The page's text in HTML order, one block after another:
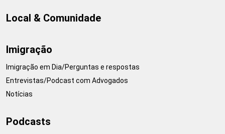
Local & Comunidade
Imigração
Imigração em Dia/Perguntas e respostas
Entrevistas/Podcast com Advogados
Notícias
Podcasts